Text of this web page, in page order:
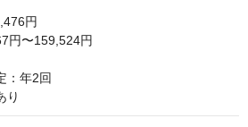
円
円〜159,524円
：年2回
り